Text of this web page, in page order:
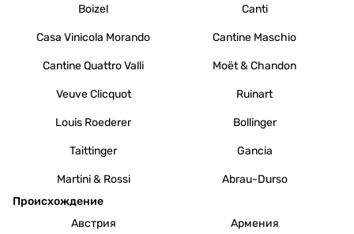
Boizel Canti
Casa Vinicola Morando Cantine Maschio
Cantine Quattro Valli Moët & Chandon
Veuve Clicquot Ruinart
Louis Roederer Bollinger
Taittinger Gancia
Martini & Rossi
Abrau-Durso
Происхождение
Австрия
Армения